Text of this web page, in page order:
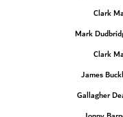
Clark
Mark
Clark
James
Gallagher